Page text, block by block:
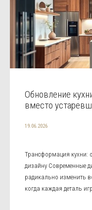
Обновление
вместо
19.06.2026
Трансформация кухни:
дизайну Современные
радикально изменить
когда каждая деталь